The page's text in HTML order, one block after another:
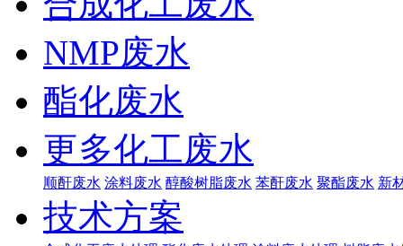
NMP废水
酯化废水
更多化工废水
顺酐废水 涂料废水 醇酸树脂废水 苯酐废水 聚酯废水 新
技术方案